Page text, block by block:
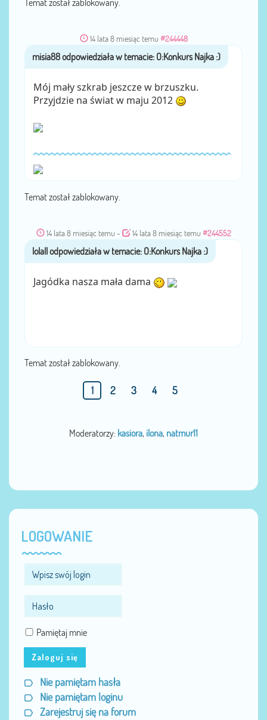
Temat został zablokowany.
14 lata 8 miesiąc temu #244448
przez misia88
Mój mały szkrab jeszcze w brzuszku.
Przyjdzie na świat w maju 2012
Temat został zablokowany.
14 lata 8 miesiąc temu - 14 lata 8 miesiąc temu #244552
przezlolall
Jagódka nasza mała dama
Temat został zablokowany.
1 2 3 4 5
Moderatorzy: kasiora, ilona, natmur11
LOGOWANIE
Pamiętaj mnie
Zaloguj się
Nie pamiętam hasła
Nie pamiętam loginu
Zarejestruj się na forum